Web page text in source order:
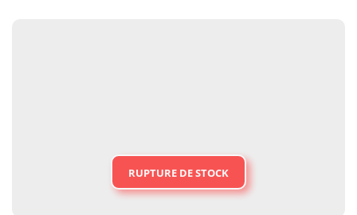
RUPTURE DE STOCK